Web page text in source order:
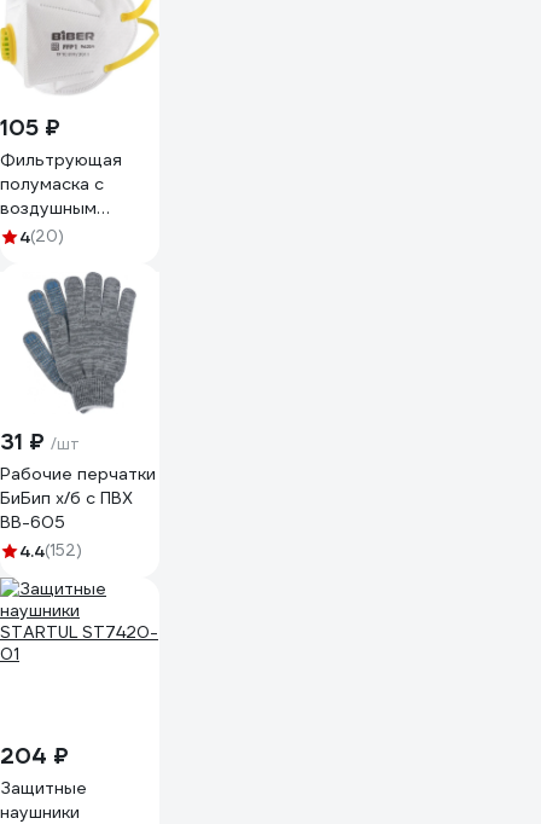
YF0101
105 ₽
Фильтрующая
полумаска с
воздушным
клапаном Biber
тов-205897
4(20)
31 ₽ /шт
Рабочие перчатки
БиБип х/б с ПВХ
BB-605
4.4(152)
204 ₽
Защитные
наушники